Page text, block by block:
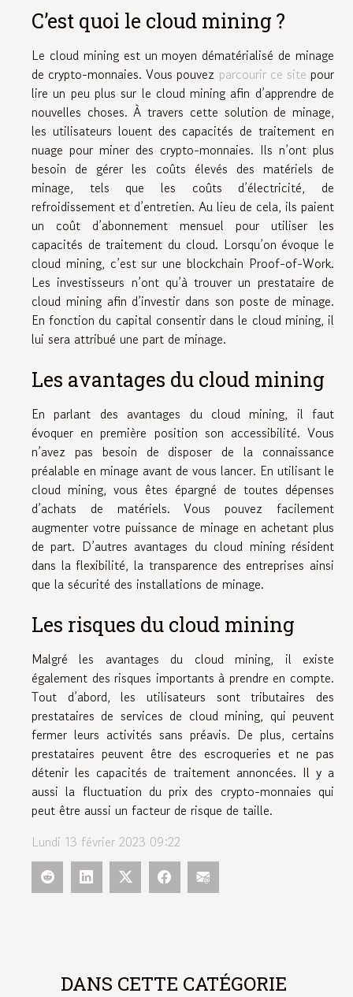
DANS CETTE CATÉGORIE
C’est quoi le cloud mining ?
Le cloud mining est un moyen dématérialisé de minage
de crypto-monnaies. Vous pouvez parcourir ce site pour
lire un peu plus sur le cloud mining afin d’apprendre de
nouvelles choses. À travers cette solution de minage,
les utilisateurs louent des capacités de traitement en
nuage pour miner des crypto-monnaies. Ils n’ont plus
besoin de gérer les coûts élevés des matériels de
minage, tels que les coûts d’électricité, de
refroidissement et d’entretien. Au lieu de cela, ils paient
un coût d’abonnement mensuel pour utiliser les
capacités de traitement du cloud. Lorsqu’on évoque le
cloud mining, c’est sur une blockchain Proof-of-Work.
Les investisseurs n’ont qu’à trouver un prestataire de
cloud mining afin d’investir dans son poste de minage.
En fonction du capital consentir dans le cloud mining, il
lui sera attribué une part de minage.
Les avantages du cloud mining
En parlant des avantages du cloud mining, il faut
évoquer en première position son accessibilité. Vous
n’avez pas besoin de disposer de la connaissance
préalable en minage avant de vous lancer. En utilisant le
cloud mining, vous êtes épargné de toutes dépenses
d’achats de matériels. Vous pouvez facilement
augmenter votre puissance de minage en achetant plus
de part. D’autres avantages du cloud mining résident
dans la flexibilité, la transparence des entreprises ainsi
que la sécurité des installations de minage.
Les risques du cloud mining
Malgré les avantages du cloud mining, il existe
également des risques importants à prendre en compte.
Tout d’abord, les utilisateurs sont tributaires des
prestataires de services de cloud mining, qui peuvent
fermer leurs activités sans préavis. De plus, certains
prestataires peuvent être des escroqueries et ne pas
détenir les capacités de traitement annoncées. Il y a
aussi la fluctuation du prix des crypto-monnaies qui
peut être aussi un facteur de risque de taille.
Lundi 13 février 2023 09:22